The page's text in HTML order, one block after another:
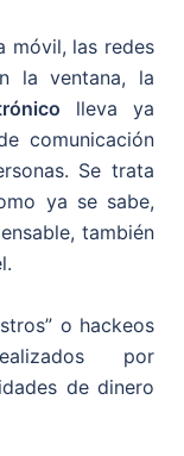
móvil, las redes
la ventana, la
lleva ya
comunicación
Se trata
ya se sabe,
también
o hackeos
por
de dinero